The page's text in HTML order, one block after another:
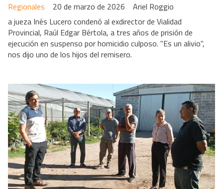
Ariel Roggio
Regionales
20 de marzo de 2026
a jueza Inés Lucero condenó al exdirector de Vialidad
Provincial, Raúl Edgar Bértola, a tres años de prisión de
ejecución en suspenso por homicidio culposo. "Es un alivio",
nos dijo uno de los hijos del remisero.